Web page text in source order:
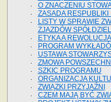
O ZNACZENIU
ZASADA RESPUBLIKI
LISTY W SPRAWIE
ZJAZDÓW
ETYKA A REWOLUCJA
PROGRAM
USTAWA
ZMOWA
SZKIC PROGRAMU
ORGANIZACJA
ZWIĄZKI PRZYJAŹNI
CZEM MAJĄ BYĆ